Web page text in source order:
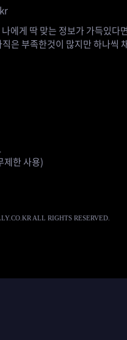
에게 딱 맞는 정보가 가득있다
은 부족한것이 많지만 하나씩
제한 사용)
ALL RIGHTS RESERVED.